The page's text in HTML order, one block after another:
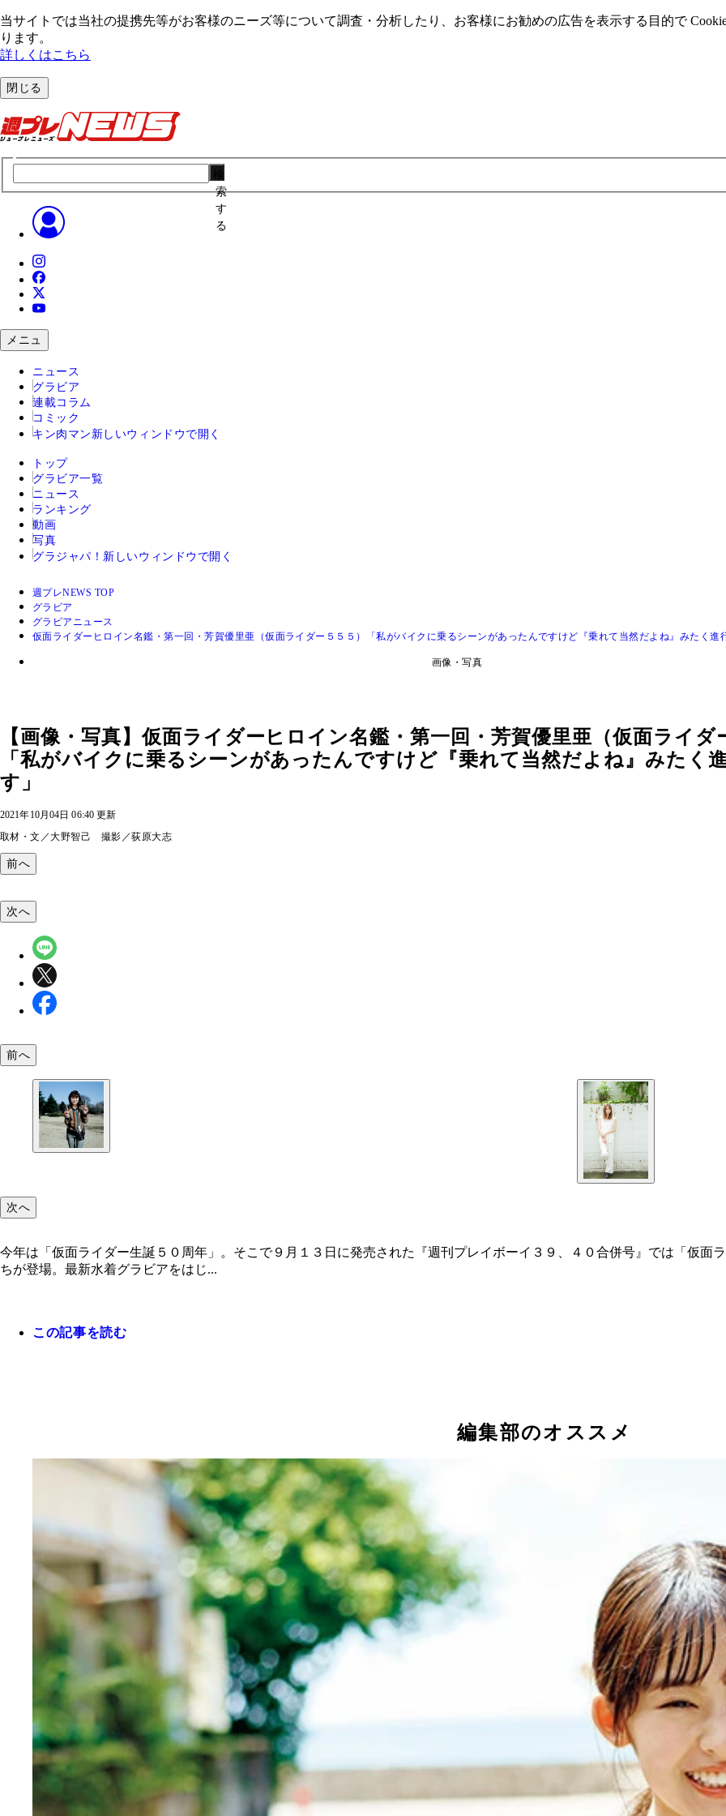
当サイトでは当社の提携先等がお客様のニーズ等について調査・分析したり、お客様にお勧めの広告を表⽰する⽬的で
ります。
詳しくはこちら
閉じる
索
す
る
メニュ
ニュース
グラビア
連載コラム
コミック
キン肉マン 新しいウィンドウで開く
トップ
グラビア一覧
ニュース
ランキング
動画
写真
グラジャパ！ 新しいウィンドウで開く
週プレNEWS TOP
グラビア
グラビアニュース
仮面ライダーヒロイン名鑑・第一回・芳賀優里亜（仮面ライダー５５５）「私がバイクに乗るシーンがあったんですけど『乗れて当然だよね』みたく進
画像・写真
【画像・写真】仮面ライダーヒロイン名鑑・第一回・芳賀優里亜（仮面ライダ
「私がバイクに乗るシーンがあったんですけど『乗れて当然だよね』みたく
す」
2021年10月04日 06:40 更新
取材・文／大野智己 撮影／荻原大志
前へ
次へ
前へ
次へ
今年は「仮面ライダー生誕５０周年」。そこで９月１３日に発売された『週刊プレイボーイ３９、４０合併号』では「仮面
ちが登場。最新水着グラビアをはじ...
この記事を読む
編集部のオススメ